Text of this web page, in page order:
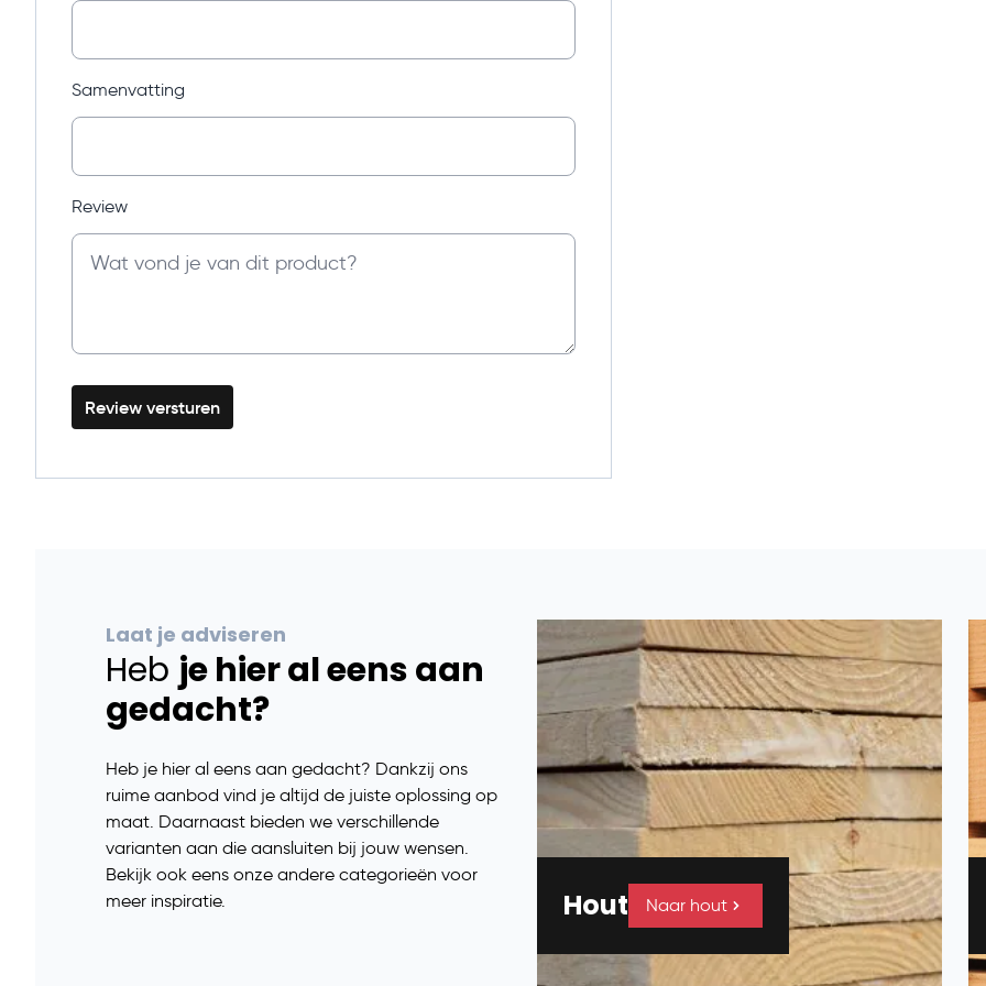
Samenvatting
Review
Review versturen
Laat je adviseren
Heb je hier al eens aan
gedacht?
Heb je hier al eens aan gedacht? Dankzij ons
ruime aanbod vind je altijd de juiste oplossing op
maat. Daarnaast bieden we verschillende
varianten aan die aansluiten bij jouw wensen.
Bekijk ook eens onze andere categorieën voor
meer inspiratie.
Hout Naar hout